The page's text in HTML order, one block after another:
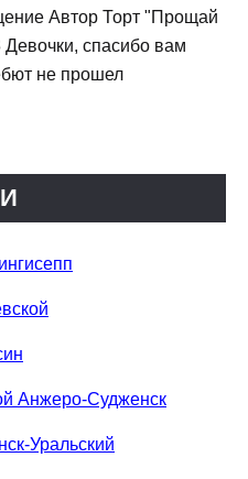
Автор Торт "Прощай
спасибо вам
не прошел
Анжеро-Судженск
Уральский